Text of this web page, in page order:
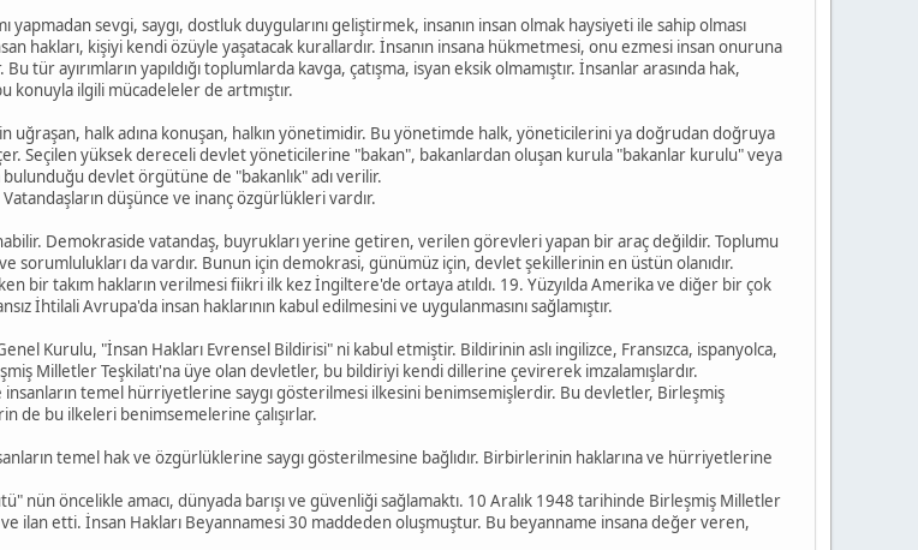
yapmadan sevgi, saygı, dostluk duygularını geliştirmek, insanın insan olmak haysiyeti ile sahip olması
hakları, kişiyi kendi özüyle yaşatacak kurallardır. İnsanın insana hükmetmesi, onu ezmesi insan onuruna
tür ayırımların yapıldığı toplumlarda kavga, çatışma, isyan eksik olmamıştır. İnsanlar arasında hak,
konuyla ilgili mücadeleler de artmıştır.
uğraşan, halk adına konuşan, halkın yönetimidir. Bu yönetimde halk, yöneticilerini ya doğrudan doğruya
Seçilen yüksek dereceli devlet yöneticilerine "bakan", bakanlardan oluşan kurula "bakanlar kurulu" veya
devlet örgütüne de "bakanlık" adı verilir.
düşünce ve inanç özgürlükleri vardır.
Demokraside vatandaş, buyrukları yerine getiren, verilen görevleri yapan bir araç değildir. Toplumu
sorumlulukları da vardır. Bunun için demokrasi, günümüz için, devlet şekillerinin en üstün olanıdır.
bir takım hakların verilmesi fiikri ilk kez İngiltere'de ortaya atıldı. 19. Yüzyılda Amerika ve diğer bir çok
İhtilali Avrupa'da insan haklarının kabul edilmesini ve uygulanmasını sağlamıştır.
Kurulu, "İnsan Hakları Evrensel Bildirisi" ni kabul etmiştir. Bildirinin aslı ingilizce, Fransızca, ispanyolca,
Milletler Teşkilatı'na üye olan devletler, bu bildiriyi kendi dillerine çevirerek imzalamışlardır.
insanların temel hürriyetlerine saygı gösterilmesi ilkesini benimsemişlerdir. Bu devletler, Birleşmiş
de bu ilkeleri benimsemelerine çalışırlar.
temel hak ve özgürlüklerine saygı gösterilmesine bağlıdır. Birbirlerinin haklarına ve hürriyetlerine
nün öncelikle amacı, dünyada barışı ve güvenliği sağlamaktı. 10 Aralık 1948 tarihinde Birleşmiş Milletler
ilan etti. İnsan Hakları Beyannamesi 30 maddeden oluşmuştur. Bu beyanname insana değer veren,